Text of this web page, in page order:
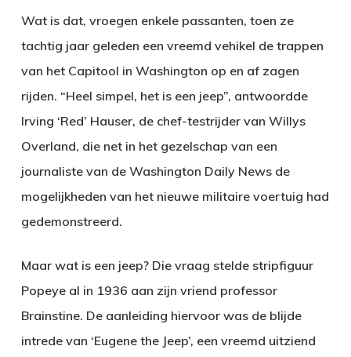
Wat is dat, vroegen enkele passanten, toen ze
tachtig jaar geleden een vreemd vehikel de trappen
van het Capitool in Washington op en af zagen
rijden. “Heel simpel, het is een jeep”, antwoordde
Irving ‘Red’ Hauser, de chef-testrijder van Willys
Overland, die net in het gezelschap van een
journaliste van de Washington Daily News de
mogelijkheden van het nieuwe militaire voertuig had
gedemonstreerd.
Maar wat is een jeep? Die vraag stelde stripfiguur
Popeye al in 1936 aan zijn vriend professor
Brainstine. De aanleiding hiervoor was de blijde
intrede van ‘Eugene the Jeep’, een vreemd uitziend